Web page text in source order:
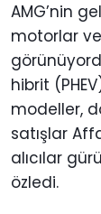
AMG’nin
motorlar
hibrit
modeller,
satışlar
alıcılar
özledi.